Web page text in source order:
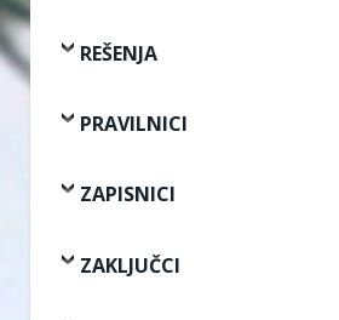
REŠENJA
PRAVILNICI
ZAPISNICI
ZAKLJUČCI